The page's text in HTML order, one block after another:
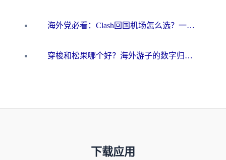
海外党必看：Clash回国机场怎么选？一篇搞定无缝访问国内资源的全攻略
穿梭和松果哪个好？海外游子的数字归乡路，到底该怎么选
下载应用